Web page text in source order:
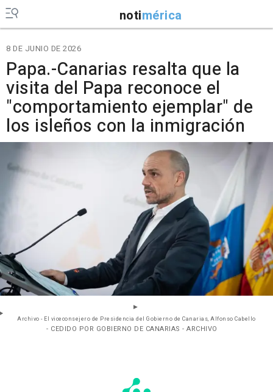
notimérica
8 DE JUNIO DE 2026
Papa.-Canarias resalta que la
visita del Papa reconoce el
"comportamiento ejemplar" de
los isleños con la inmigración
Archivo - El viceconsejero de Presidencia del Gobierno de Canarias, Alfonso Cabello
- CEDIDO POR GOBIERNO DE CANARIAS - ARCHIVO